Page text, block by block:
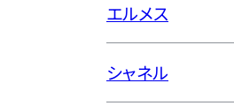
エルメス
シャネル